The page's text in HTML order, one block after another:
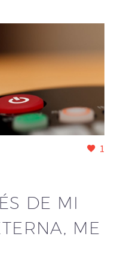
1
DE MI
ME